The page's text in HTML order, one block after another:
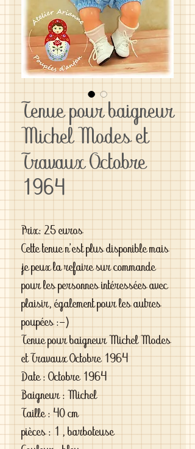
Tenue pour baigneur
Michel Modes et
Travaux Octobre
1964
Prix: 25 euros
Cette tenue n'est plus disponible mais
je peux la refaire sur commande
pour les personnes intéressées avec
plaisir, également pour les autres
poupées :-)
Tenue pour baigneur Michel Modes
et Travaux Octobre 1964
Date : Octobre 1964
Baigneur : Michel
Taille : 40 cm
pièces : 1 , barboteuse